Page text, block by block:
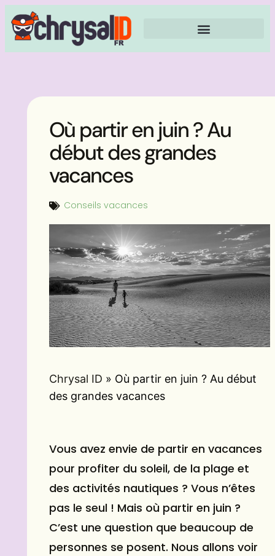
Où partir en juin ? Au
début des grandes
vacances
Conseils vacances
Chrysal ID » Où partir en juin ? Au début
des grandes vacances
Vous avez envie de partir en vacances
pour profiter du soleil, de la plage et
des activités nautiques ? Vous n’êtes
pas le seul ! Mais où partir en juin ?
C’est une question que beaucoup de
personnes se posent. Nous allons voir